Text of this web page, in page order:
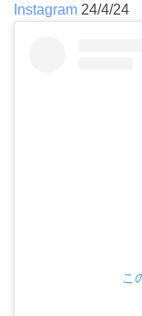
Instagram 24/4/24
こ